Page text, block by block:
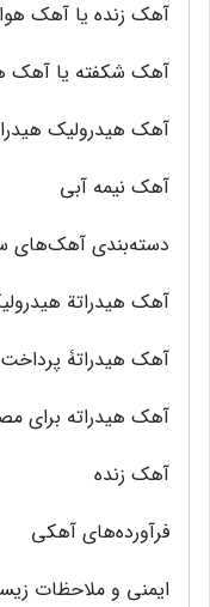
آهك زنده يا آهك
آهک شکفته یا آهک
آهك هيدروليك
آهك نيمه آبي
دسته‌بندی آهک‌های
آهك هيدراتة
آهک هیدراتۀ پرداخت
آهک هیدراته برای
آهک زنده
فرآورده‌های آهکی
ایمنی و ملاحظات